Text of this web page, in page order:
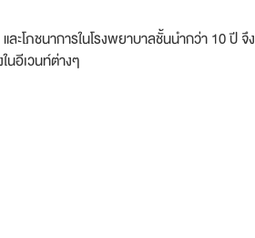
โภชนาการในโรงพยาบาลชั้นนำกว่า 10 ปี จึ
นอีเวนท์ต่างๆ